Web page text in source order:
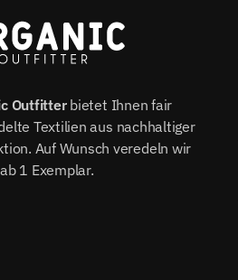
Outfitterbietet Ihnen fair
Textilien aus nachhaltiger
Auf Wunsch veredeln wir
1 Exemplar.